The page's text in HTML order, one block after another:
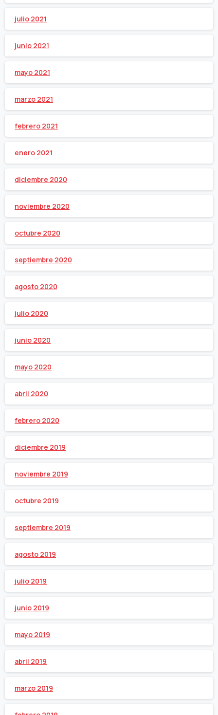
julio 2021
junio 2021
mayo 2021
marzo 2021
febrero 2021
enero 2021
diciembre 2020
noviembre 2020
octubre 2020
septiembre 2020
agosto 2020
julio 2020
junio 2020
mayo 2020
abril 2020
febrero 2020
diciembre 2019
noviembre 2019
octubre 2019
septiembre 2019
agosto 2019
julio 2019
junio 2019
mayo 2019
abril 2019
marzo 2019